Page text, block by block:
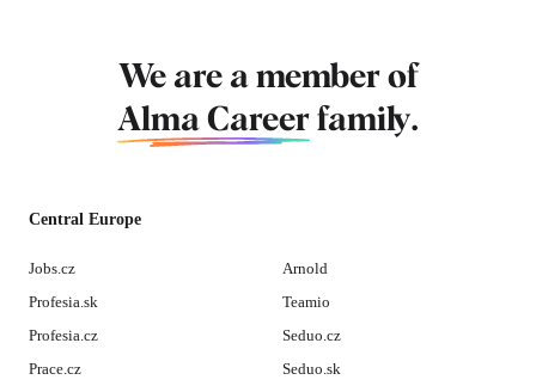
We are a member of
Alma Career family.
Central Europe
Jobs.cz
Profesia.sk
Profesia.cz
Prace.cz
Arnold
Teamio
Seduo.cz
Seduo.sk